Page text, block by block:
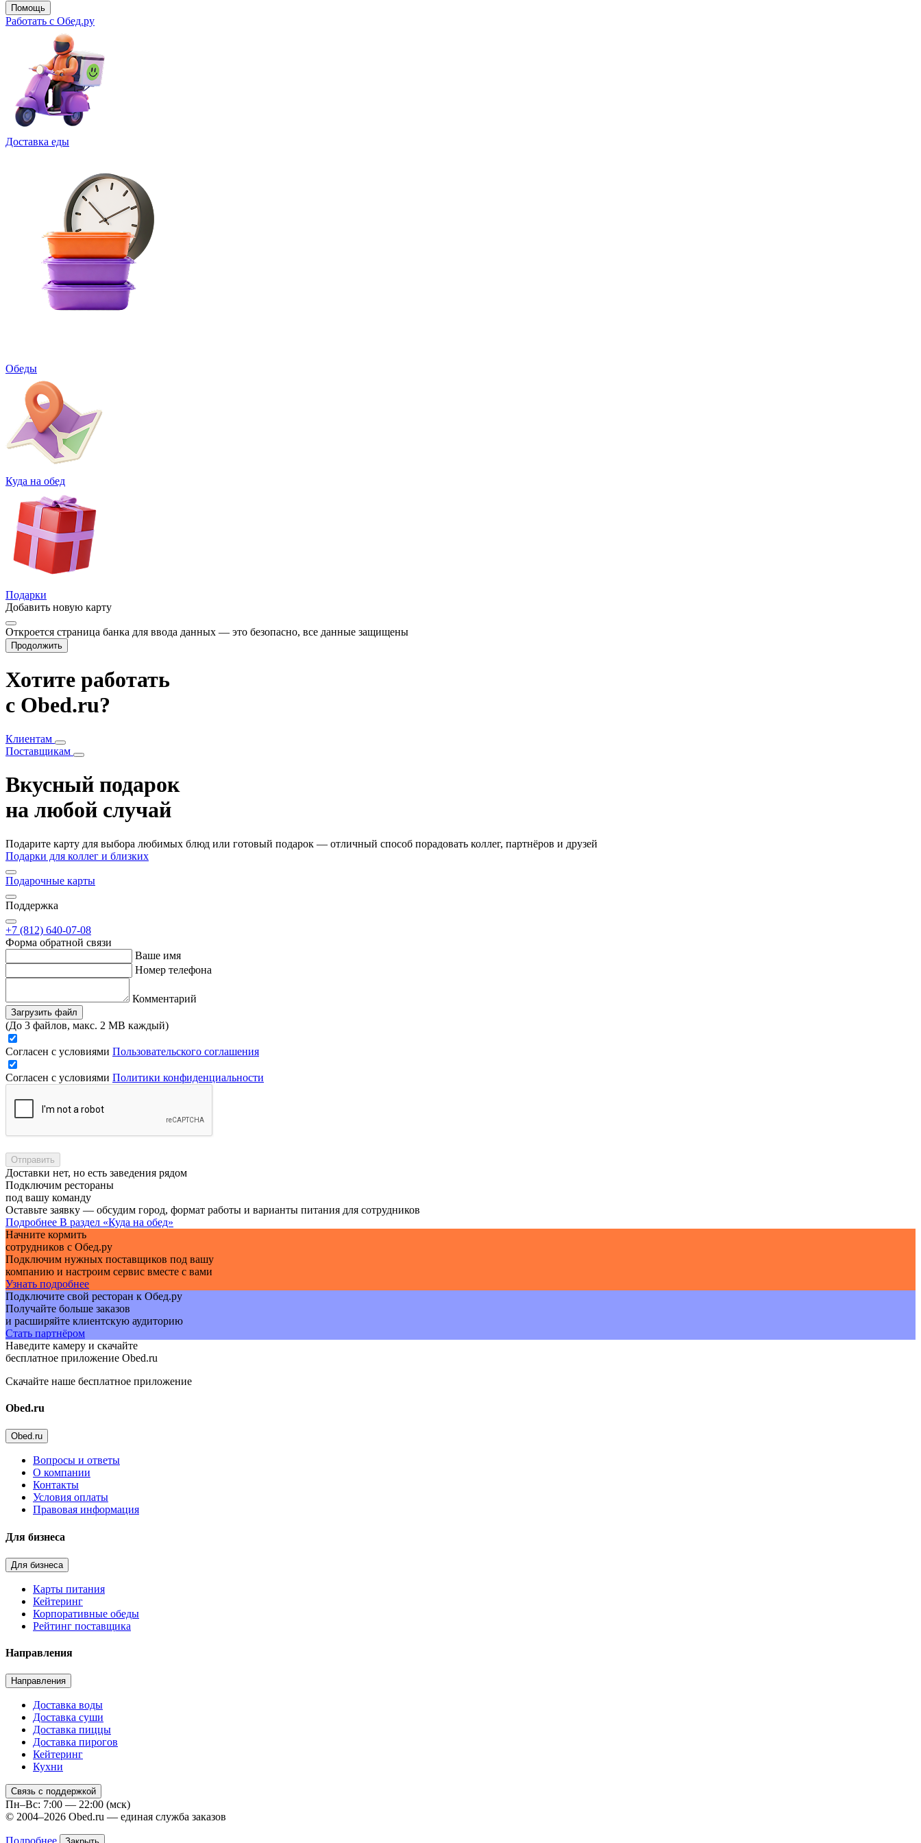
Помощь
Работать с Обед.ру
Доставка еды
Обеды
Куда на обед
Подарки
Добавить новую карту
Откроется страница банка для ввода данных — это безопасно, все данные защищены
Продолжить
Хотите работать
с Obed.ru?
Клиентам
Поставщикам
Вкусный подарок
на любой случай
Подарите карту для выбора любимых блюд или готовый подарок — отличный способ порадовать коллег, партнёров и друзей
Подарки для коллег и близких
Подарочные карты
Поддержка
+7 (812) 640-07-08
Форма обратной связи
Ваше имя
Номер телефона
Комментарий
Загрузить файл
(До 3 файлов, макс. 2 MB каждый)
Согласен с условиями Пользовательского соглашения
Согласен с условиями Политики конфиденциальности
Отправить
Доставки нет, но есть заведения рядом
Подключим рестораны
под вашу команду
Оставьте заявку — обсудим город, формат работы и варианты питания для сотрудников
Подробнее В раздел «Куда на обед»
Начните кормить
сотрудников с Обед.ру
Подключим нужных поставщиков под вашу
компанию и настроим сервис вместе с вами
Узнать подробнее
Подключите свой ресторан к Обед.ру
Получайте больше заказов
и расширяйте клиентскую аудиторию
Стать партнёром
Наведите камеру и скачайте
бесплатное приложение Obed.ru
Скачайте наше бесплатное приложение
Obed.ru
Obed.ru
Вопросы и ответы
О компании
Контакты
Условия оплаты
Правовая информация
Для бизнеса
Для бизнеса
Карты питания
Кейтеринг
Корпоративные обеды
Рейтинг поставщика
Направления
Направления
Доставка воды
Доставка суши
Доставка пиццы
Доставка пирогов
Кейтеринг
Кухни
Связь с поддержкой
Пн–Вс: 7:00 — 22:00 (мск)
© 2004–2026 Obed.ru — единая служба заказов